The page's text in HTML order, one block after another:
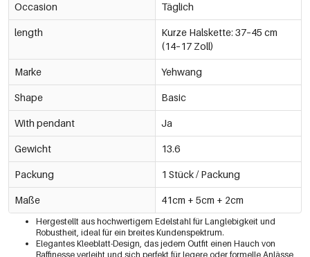
Occasion Täglich
length
Kurze Halskette: 37–45 cm
(14–17 Zoll)
Marke Yehwang
Shape Basic
With pendant Ja
Gewicht 13.6
Packung 1 Stück / Packung
Maße 41cm + 5cm + 2cm
Hergestellt aus hochwertigem Edelstahl für Langlebigkeit und
Robustheit, ideal für ein breites Kundenspektrum.
Elegantes Kleeblatt-Design, das jedem Outfit einen Hauch von
Raffinesse verleiht und sich perfekt für legere oder formelle Anlässe